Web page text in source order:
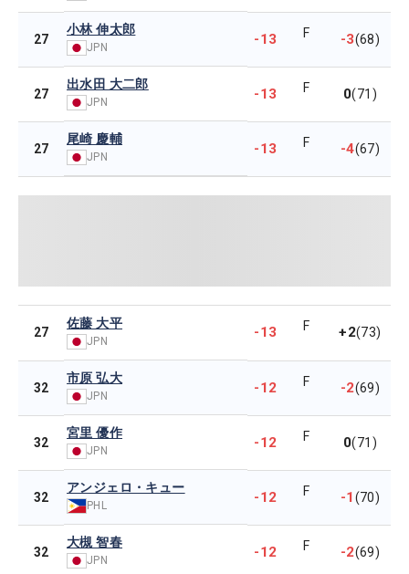
27
小林 伸太郎
JPN -13 F -3(68)
27
出水田 大二郎
JPN -13 F 0(71)
27
尾崎 慶輔
JPN -13 F -4(67)
27
佐藤 大平
JPN
-13 F +2(73)
32
市原 弘大
JPN -12 F -2(69)
32
宮里 優作
JPN -12 F 0(71)
32
アンジェロ・キュー
PHL -12 F -1(70)
32
大槻 智春
JPN -12 F -2(69)